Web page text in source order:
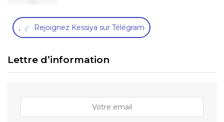
, Rejoignez Kessiya sur Télégram
Lettre d’information